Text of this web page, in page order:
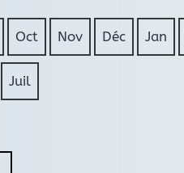
Oct Nov Déc Jan
Juil